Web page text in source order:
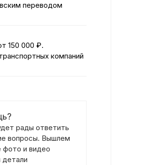
переводом
150 000 ₽.
компаний
рады ответить
вопросы. Вышлем
фото и видео
детали